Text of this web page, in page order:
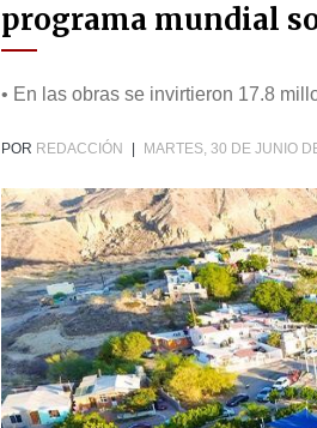
programa mundial
• En las obras se invirtieron 17.8
POR REDACCIÓN MARTES, 30 DE JUNIO